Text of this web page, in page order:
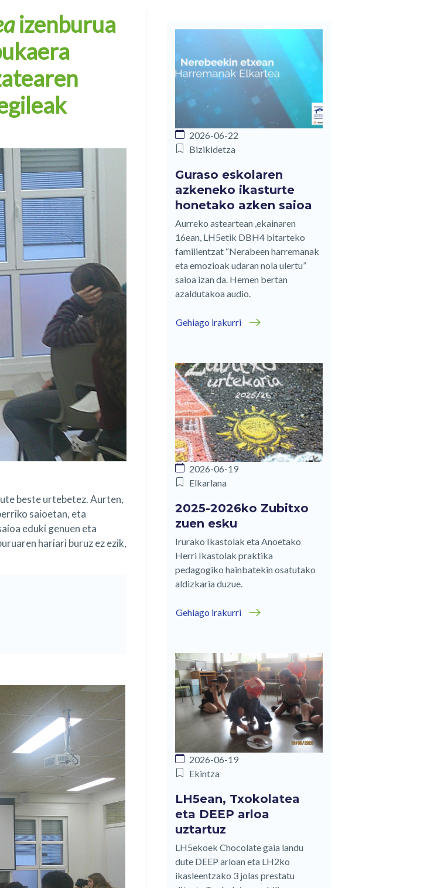
izenburua
beste urtebetez. Aurten,
saioetan, eta
eduki genuen eta
hariari buruz ez ezik,
2026-06-22
Bizikidetza
Guraso eskolaren
azkeneko ikasturte
honetako azken saioa
Aurreko asteartean ,ekainaren
16ean, LH5etik DBH4 bitarteko
familientzat “Nerabeen harremanak
eta emozioak udaran nola ulertu”
saioa izan da. Hemen bertan
azaldutakoa audio.
Gehiago irakurri
2026-06-19
Elkarlana
2025-2026ko Zubitxo
zuen esku
Irurako Ikastolak eta Anoetako
Herri Ikastolak praktika
pedagogiko hainbatekin osatutako
aldizkaria duzue.
Gehiago irakurri
2026-06-19
Ekintza
LH5ean, Txokolatea
eta DEEP arloa
uztartuz
LH5ekoek Chocolate gaia landu
dute DEEP arloan eta LH2ko
ikasleentzako 3 jolas prestatu